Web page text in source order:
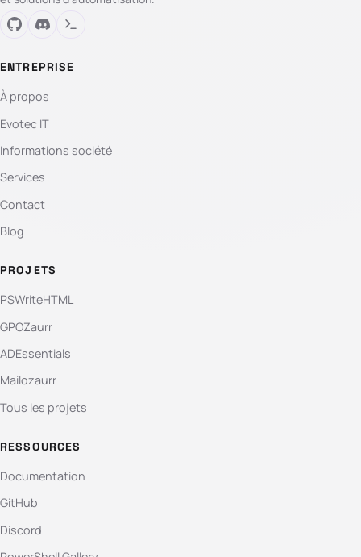
ENTREPRISE
À propos
Evotec IT
Informations société
Services
Contact
Blog
PROJETS
PSWriteHTML
GPOZaurr
ADEssentials
Mailozaurr
Tous les projets
RESSOURCES
Documentation
GitHub
Discord